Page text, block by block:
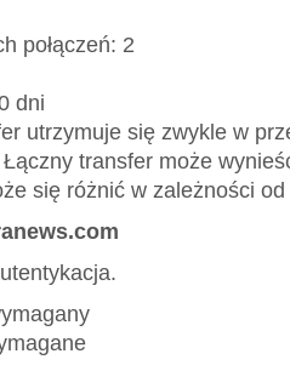
połączeń: 2
dni
utrzymuje się zwykle w
Łączny transfer może
się różnić w zależności od